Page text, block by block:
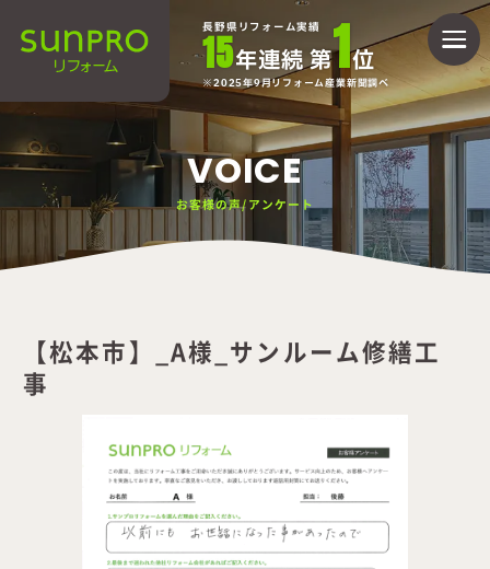
長野県リフォーム実績
15年連続 第1位
2025年9月リフォーム産業新聞調べ
VOICE
お客様の声/アンケート
【松本市】_A様_サンルーム修繕工
事